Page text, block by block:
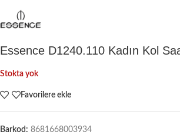
Essence D1240.110 Kadın Kol
Stokta yok
Favorilere ekle
Barkod: 8681668003934